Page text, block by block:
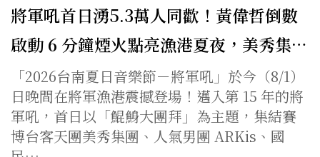
將軍吼首日湧5.3萬人同歡！黃偉哲倒數
啟動 6 分鐘煙火點亮漁港夏夜，美秀集…
「2026台南夏日音樂節－將軍吼」於今（8/1）
日晚間在將軍漁港震撼登場！邁入第 15 年的將
軍吼，首日以「鯤鯓大團拜」為主題，集結賽
博台客天團美秀集團、人氣男團 ARKis、國